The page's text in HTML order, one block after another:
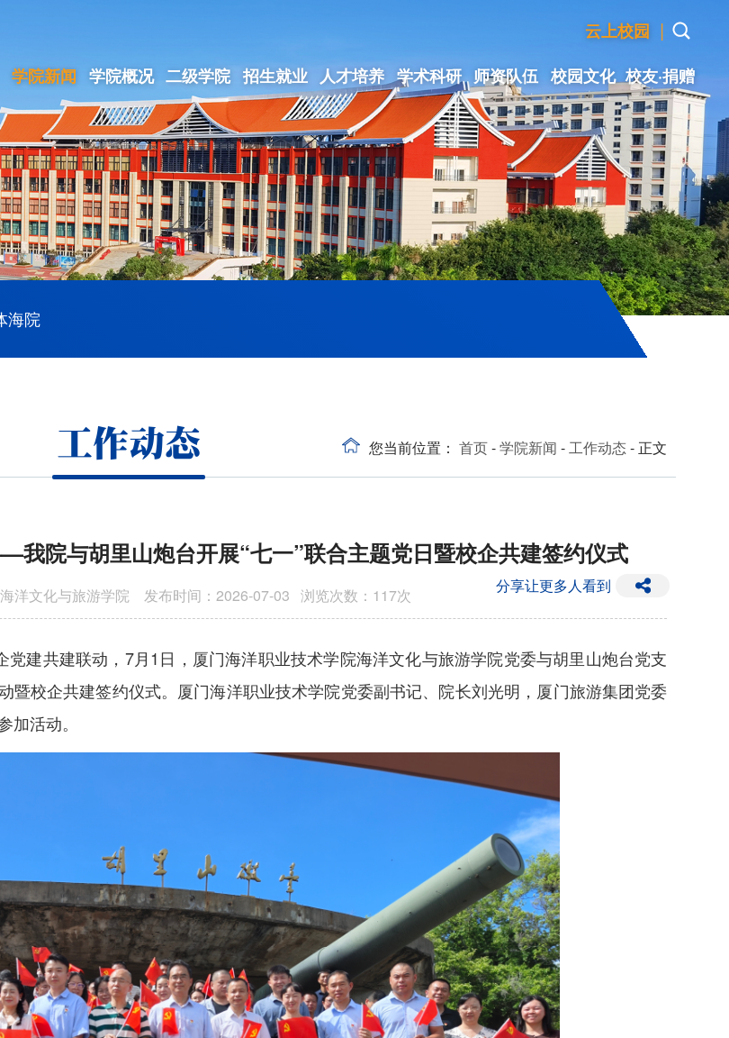
云上校园 |
学院新闻 学院概况 二级学院 招生就业 人才培养 学术科研 师资队伍 校园文化 校友·捐赠
海院
工作动态 您当前位置：首页-学院新闻 -工作动态- 正文
分享让更多人看到
院与胡里山炮台开展“七一”联合主题党日暨校企共建签约仪式
洋文化与旅游学院 发布时间：2026-07-03 浏览次数： 117次
建共建联动，7月1日，厦门海洋职业技术学院海洋文化与旅游学院党委与胡里山炮台党支
暨校企共建签约仪式。厦门海洋职业技术学院党委副书记、院长刘光明，厦门旅游集团党委
活动。